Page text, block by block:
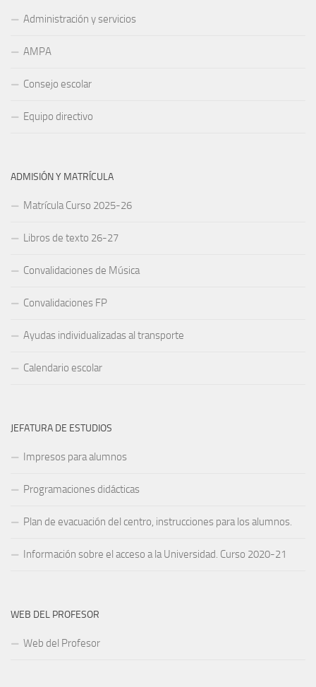
Administración y servicios
AMPA
Consejo escolar
Equipo directivo
ADMISIÓN Y MATRÍCULA
Matrícula Curso 2025-26
Libros de texto 26-27
Convalidaciones de Música
Convalidaciones FP
Ayudas individualizadas al transporte
Calendario escolar
JEFATURA DE ESTUDIOS
Impresos para alumnos
Programaciones didácticas
Plan de evacuación del centro, instrucciones para los alumnos.
Información sobre el acceso a la Universidad. Curso 2020-21
WEB DEL PROFESOR
Web del Profesor